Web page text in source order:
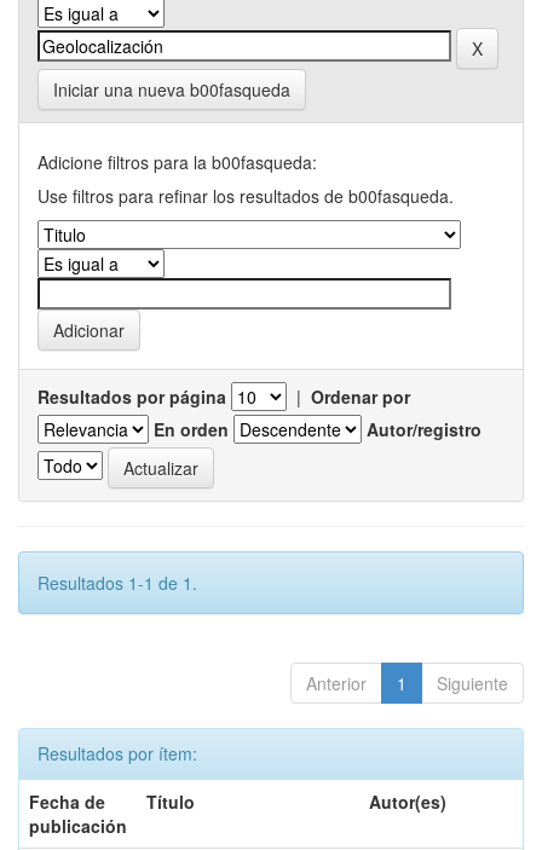
Iniciar una nueva b00fasqueda
Adicione filtros para la b00fasqueda:
Use filtros para refinar los resultados de b00fasqueda.
Resultados por página | Ordenar por
En orden
Autor/registro
Resultados 1-1 de 1.
Anterior 1 Siguiente
Resultados por ítem:
Fecha de
publicación
Título Autor(es)